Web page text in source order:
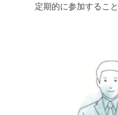
定期的に参加するこ